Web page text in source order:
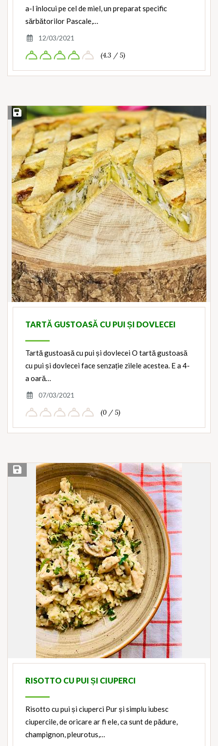
a-l înlocui pe cel de miel, un preparat specific
sărbătorilor Pascale,…
12/03/2021
(4.3 / 5)
Save Recipe
TARTĂ GUSTOASĂ CU PUI ȘI DOVLECEI
Tartă gustoasă cu pui și dovlecei O tartă gustoasă
cu pui și dovlecei face senzație zilele acestea. E a 4-
a oară…
07/03/2021
(0 / 5)
Save Recipe
RISOTTO CU PUI ȘI CIUPERCI
Risotto cu pui și ciuperci Pur și simplu iubesc
ciupercile, de oricare ar fi ele, ca sunt de pădure,
champignon, pleurotus,…